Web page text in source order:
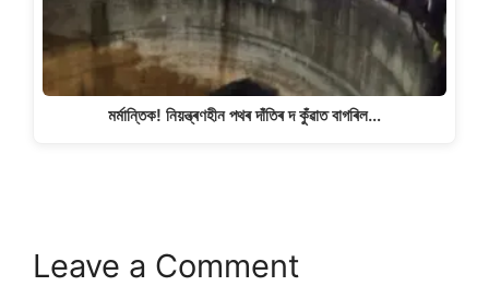
মৰ্মান্তিক! নিয়ন্ত্ৰণহীন পথৰ দাঁতিৰ দ কুঁৱাত বাগৰিল…
Leave a Comment